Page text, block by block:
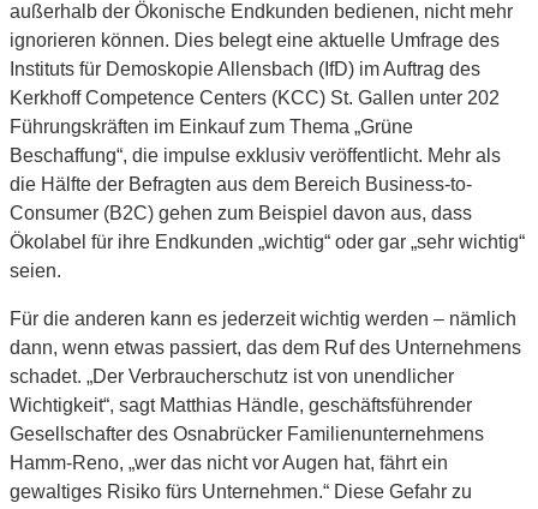
außerhalb der Ökonische Endkunden bedienen, nicht mehr
ignorieren können. Dies belegt eine aktuelle Umfrage des
Instituts für Demoskopie Allensbach (IfD) im Auftrag des
Kerkhoff Competence Centers (KCC) St. Gallen unter 202
Führungskräften im Einkauf zum Thema „Grüne
Beschaffung“, die impulse exklusiv veröffentlicht. Mehr als
die Hälfte der Befragten aus dem Bereich Business-to-
Consumer (B2C) gehen zum Beispiel davon aus, dass
Ökolabel für ihre Endkunden „wichtig“ oder gar „sehr wichtig“
seien.
Für die anderen kann es jederzeit wichtig werden – nämlich
dann, wenn etwas passiert, das dem Ruf des Unternehmens
schadet. „Der Verbraucherschutz ist von unendlicher
Wichtigkeit“, sagt Matthias Händle, geschäftsführender
Gesellschafter des Osnabrücker Familienunternehmens
Hamm-Reno, „wer das nicht vor Augen hat, fährt ein
gewaltiges Risiko fürs Unternehmen.“ Diese Gefahr zu